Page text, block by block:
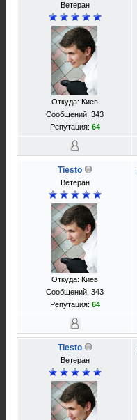
Ветеран
Откуда: Киев
Сообщений: 343
Репутация: 64
Tiesto
Ветеран
Откуда: Киев
Сообщений: 343
Репутация: 64
Tiesto
Ветеран